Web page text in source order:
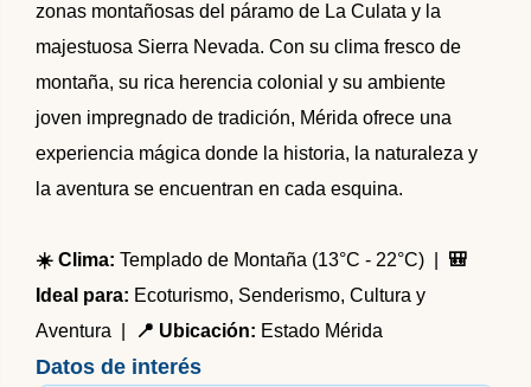
zonas montañosas del páramo de La Culata y la
majestuosa Sierra Nevada. Con su clima fresco de
montaña, su rica herencia colonial y su ambiente
joven impregnado de tradición, Mérida ofrece una
experiencia mágica donde la historia, la naturaleza y
la aventura se encuentran en cada esquina.
☀️ Clima: Templado de Montaña (13°C - 22°C) | 🎒
Ideal para: Ecoturismo, Senderismo, Cultura y
Aventura |
📍 Ubicación: Estado Mérida
Datos de interés